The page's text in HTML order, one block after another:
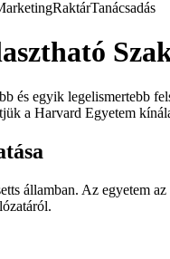
RaktárTanácsadás
és egyik legelismertebb
a Harvard Egyetem
államban. Az egyetem